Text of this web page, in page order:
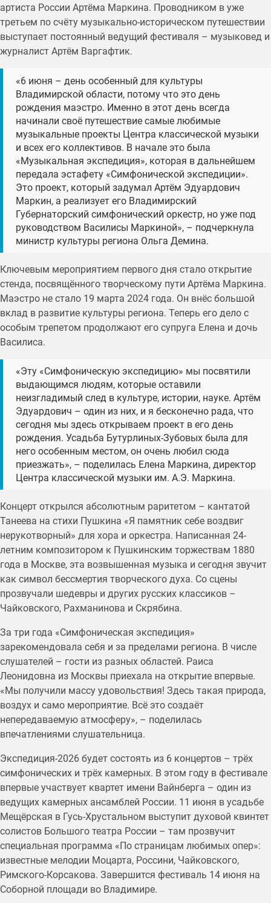
артиста России Артёма Маркина. Проводником в уже
третьем по счёту музыкально-историческом путешествии
выступает постоянный ведущий фестиваля – музыковед и
журналист Артём Варгафтик.
«6 июня – день особенный для культуры
Владимирской области, потому что это день
рождения маэстро. Именно в этот день всегда
начинали своё путешествие самые любимые
музыкальные проекты Центра классической музыки
и всех его коллективов. В начале это была
«Музыкальная экспедиция», которая в дальнейшем
передала эстафету «Симфонической экспедиции».
Это проект, который задумал Артём Эдуардович
Маркин, а реализует его Владимирский
Губернаторский симфонический оркестр, но уже под
руководством Василисы Маркиной», – подчеркнула
министр культуры региона Ольга Демина.
Ключевым мероприятием первого дня стало открытие
стенда, посвящённого творческому пути Артёма Маркина.
Маэстро не стало 19 марта 2024 года. Он внёс большой
вклад в развитие культуры региона. Теперь его дело с
особым трепетом продолжают его супруга Елена и дочь
Василиса.
«Эту «Симфоническую экспедицию» мы посвятили
выдающимся людям, которые оставили
неизгладимый след в культуре, истории, науке. Артём
Эдуардович – один из них, и я бесконечно рада, что
сегодня мы здесь открываем проект в его день
рождения. Усадьба Бутурлиных-Зубовых была для
него особенным местом, он очень любил сюда
приезжать», – поделилась Елена Маркина, директор
Центра классической музыки им. А.Э. Маркина.
Концерт открылся абсолютным раритетом – кантатой
Танеева на стихи Пушкина «Я памятник себе воздвиг
нерукотворный» для хора и оркестра. Написанная 24-
летним композитором к Пушкинским торжествам 1880
года в Москве, эта возвышенная музыка и сегодня звучит
как символ бессмертия творческого духа. Со сцены
прозвучали шедевры и других русских классиков –
Чайковского, Рахманинова и Скрябина.
За три года «Симфоническая экспедиция»
зарекомендовала себя и за пределами региона. В числе
слушателей – гости из разных областей. Раиса
Леонидовна из Москвы приехала на открытие впервые.
«Мы получили массу удовольствия! Здесь такая природа,
воздух и само мероприятие. Всё это создаёт
непередаваемую атмосферу», – поделилась
впечатлениями слушательница.
Экспедиция-2026 будет состоять из 6 концертов – трёх
симфонических и трёх камерных. В этом году в фестивале
впервые участвует квартет имени Вайнберга – один из
ведущих камерных ансамблей России. 11 июня в усадьбе
Мещёрская в Гусь-Хрустальном выступит духовой квинтет
солистов Большого театра России – там прозвучит
специальная программа «По страницам любимых опер»:
известные мелодии Моцарта, Россини, Чайковского,
Римского-Корсакова. Завершится фестиваль 14 июня на
Соборной площади во Владимире.